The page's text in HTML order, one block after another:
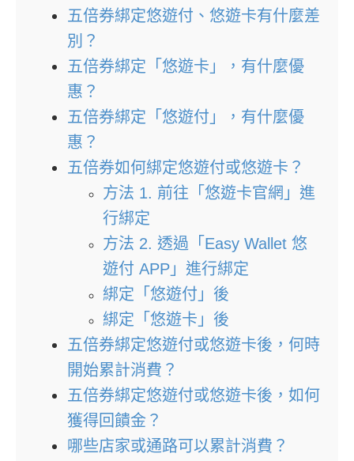
五倍券綁定悠遊付、悠遊卡有什麼差
別？
五倍券綁定「悠遊卡」，有什麼優
惠？
五倍券綁定「悠遊付」，有什麼優
惠？
五倍券如何綁定悠遊付或悠遊卡？
方法 1. 前往「悠遊卡官網」進
行綁定
方法 2. 透過「Easy Wallet 悠
遊付 APP」進行綁定
綁定「悠遊付」後
綁定「悠遊卡」後
五倍券綁定悠遊付或悠遊卡後，何時
開始累計消費？
五倍券綁定悠遊付或悠遊卡後，如何
獲得回饋金？
哪些店家或通路可以累計消費？